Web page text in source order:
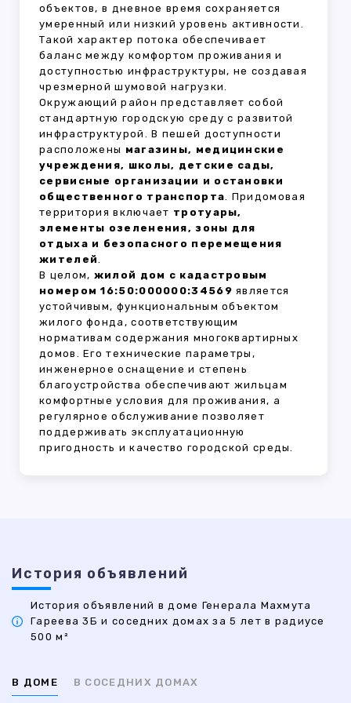
объектов, в дневное время сохраняется
умеренный или низкий уровень активности.
Такой характер потока обеспечивает
баланс между комфортом проживания и
доступностью инфраструктуры, не создавая
чрезмерной шумовой нагрузки.
Окружающий район представляет собой
стандартную городскую среду с развитой
инфраструктурой. В пешей доступности
расположены магазины, медицинские
учреждения, школы, детские сады,
сервисные организации и остановки
общественного транспорта. Придомовая
территория включает тротуары,
элементы озеленения, зоны для
отдыха и безопасного перемещения
жителей.
В целом, жилой дом с кадастровым
номером 16:50:000000:34569 является
устойчивым, функциональным объектом
жилого фонда, соответствующим
нормативам содержания многоквартирных
домов. Его технические параметры,
инженерное оснащение и степень
благоустройства обеспечивают жильцам
комфортные условия для проживания, а
регулярное обслуживание позволяет
поддерживать эксплуатационную
пригодность и качество городской среды.
История объявлений
История объявлений в доме Генерала Махмута
Гареева 3Б и соседних домах за 5 лет в радиусе
500 м²
В ДОМЕ В СОСЕДНИХ ДОМАХ